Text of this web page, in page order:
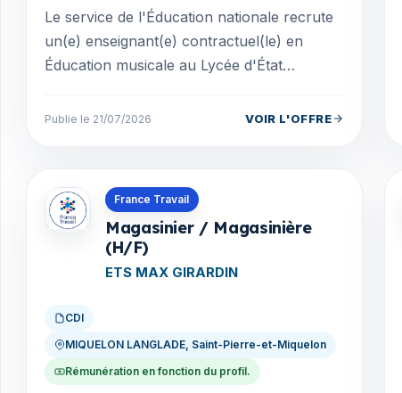
Le service de l'Éducation nationale recrute
un(e) enseignant(e) contractuel(le) en
Éducation musicale au Lycée d'État
Le poste est à...
Publie le 21/07/2026 VOIR L'OFFRE
France Travail
Magasinier / Magasinière
(H/F)
ETS MAX GIRARDIN
CDI
MIQUELON LANGLADE, Saint-Pierre-et-Miquelon
Rémunération en fonction du profil.
Offres en Saint-Pierre-et-Miquelon